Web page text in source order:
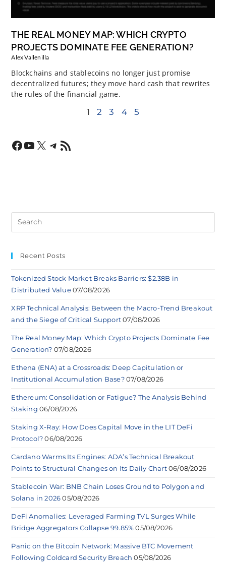
THE REAL MONEY MAP: WHICH CRYPTO
PROJECTS DOMINATE FEE GENERATION?
Alex Vallenilla
Blockchains and stablecoins no longer just promise
decentralized futures; they move hard cash that rewrites
the rules of the financial game.
1 2 3 4 5
Recent Posts
Tokenized Stock Market Breaks Barriers: $2.38B in
Distributed Value 07/08/2026
XRP Technical Analysis: Between the Macro-Trend Breakout
and the Siege of Critical Support 07/08/2026
The Real Money Map: Which Crypto Projects Dominate Fee
Generation? 07/08/2026
Ethena (ENA) at a Crossroads: Deep Capitulation or
Institutional Accumulation Base? 07/08/2026
Ethereum: Consolidation or Fatigue? The Analysis Behind
Staking 06/08/2026
Staking X-Ray: How Does Capital Move in the LIT DeFi
Protocol? 06/08/2026
Cardano Warms Its Engines: ADA’s Technical Breakout
Points to Structural Changes on Its Daily Chart 06/08/2026
Stablecoin War: BNB Chain Loses Ground to Polygon and
Solana in 2026 05/08/2026
DeFi Anomalies: Leveraged Farming TVL Surges While
Bridge Aggregators Collapse 99.85% 05/08/2026
Panic on the Bitcoin Network: Massive BTC Movement
Following Coldcard Security Breach 05/08/2026